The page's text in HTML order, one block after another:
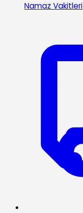
Namaz Vakitleri